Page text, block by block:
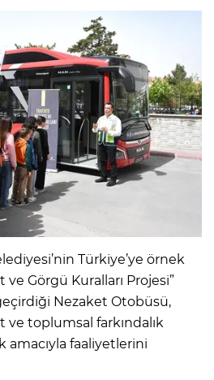
Türkiye’ye örnek
Görgü Kuralları Projesi”
Nezaket Otobüsü,
ve toplumsal farkındalık
faaliyetlerini